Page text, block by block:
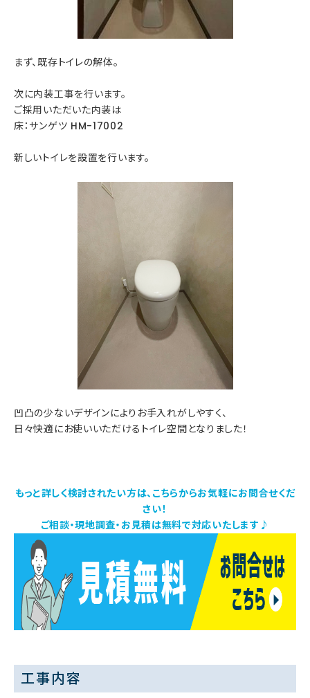
まず、既存トイレの解体。
次に内装工事を行います。
ご採用いただいた内装は
床：サンゲツ HM-17002
新しいトイレを設置を行います。
凹凸の少ないデザインによりお手入れがしやすく、
日々快適にお使いいただけるトイレ空間となりました！
もっと詳しく検討されたい方は、こちらからお気軽にお問合せくだ
さい！
ご相談・現地調査・お見積は無料で対応いたします♪
工事内容